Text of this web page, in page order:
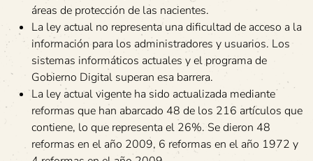
áreas de protección de las nacientes.
La ley actual no representa una dificultad de acceso a la
información para los administradores y usuarios. Los
sistemas informáticos actuales y el programa de
Gobierno Digital superan esa barrera.
La ley actual vigente ha sido actualizada mediante
reformas que han abarcado 48 de los 216 artículos que
contiene, lo que representa el 26%. Se dieron 48
reformas en el año 2009, 6 reformas en el año 1972 y